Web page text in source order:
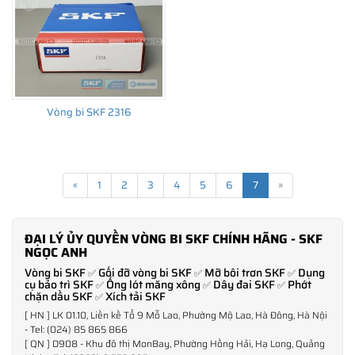
tốc cao nhưng lại đảm bảo sự ma sát nhỏ, độ rung là cực thấp và
không cần nhiều đến mỡ bôi trơn. Chúng đảm bảo công suất
máy tối đa với tuổi thọ lớn hơn nhiều so với mặt bằng các loại
vòng bi hiện nay.
Polyamide 6,6 có thể hoạt động ở mức nhiệt cao lên đến 120 độ,
Ở một số những môi trường hoạt động liên tục ở nhiệt độ cao
Vòng bi SKF 2316
« 1 2 3 4 5 6 7 »
ĐẠI LÝ ỦY QUYỀN VÒNG BI SKF CHÍNH HÃNG - SKF
NGỌC ANH
Vòng bi SKF✅ Gối đỡ vòng bi SKF✅ Mỡ bôi trơn SKF✅ Dụng
cụ bảo trì SKF✅ Ống lót măng xông✅ Dây đai SKF✅ Phớt
chặn dầu SKF✅Xích tải SKF
[ HN ] LK 01.10, Liền kề Tổ 9 Mỗ Lao, Phường Mộ Lao, Hà Đông, Hà Nội
- Tel: (024) 85 865 866
[ QN ] D908 - Khu đô thị MonBay, Phường Hồng Hải, Hạ Long, Quảng